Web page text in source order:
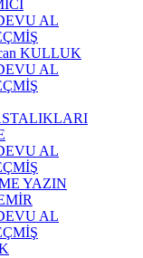
AL
KULLUK
AL
AL
YAZIN
AL